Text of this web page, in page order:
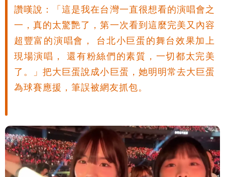
讚嘆說：「這是我在台灣一直很想看的演唱會之
一，真的太驚艷了，第一次看到這麼完美又內容
超豐富的演唱會， 台北小巨蛋的舞台效果加上
現場演唱， 還有粉絲們的素質，一切都太完美
了。」把大巨蛋說成小巨蛋，她明明常去大巨蛋
為球賽應援，筆誤被網友抓包。